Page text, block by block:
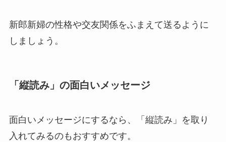
新郎新婦の性格や交友関係をふまえて送るように
しましょう。
「縦読み」の面白いメッセージ
面白いメッセージにするなら、「縦読み」を取り
入れてみるのもおすすめです。